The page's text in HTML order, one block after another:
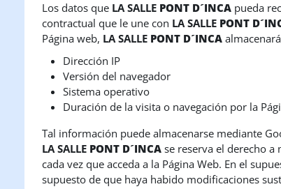
Los datos que LA SALLE PONT D´INCA pueda
contractual que le une con LA SALLE PONT
Página web, LA SALLE PONT D´INCA
Dirección IP
Versión del navegador
Sistema operativo
Duración de la visita o navegación por la
Tal información puede almacenarse mediante
LA SALLE PONT D´INCA se reserva el derecho
cada vez que acceda a la Página Web. En el
supuesto de que haya habido modificaciones